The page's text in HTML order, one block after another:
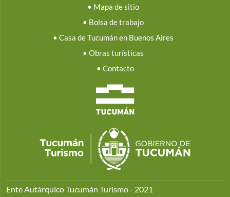
• Mapa de sitio
• Bolsa de trabajo
• Casa de Tucumán en Buenos Aires
• Obras turísticas
• Contacto
Ente Autárquico Tucumán Turismo - 2021